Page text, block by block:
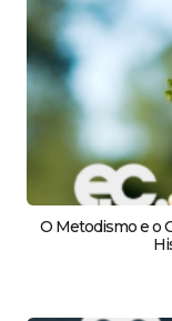
O Metodismo e o